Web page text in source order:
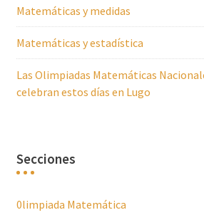
Matemáticas y medidas
Matemáticas y estadística
Las Olimpiadas Matemáticas
celebran estos días en Lugo
Secciones
0limpiada Matemática